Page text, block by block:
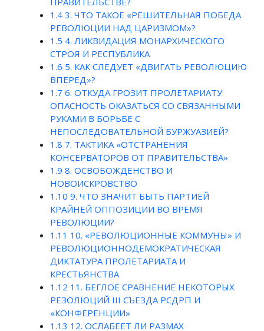
1.4 3. ЧТО ТАКОЕ «РЕШИТЕЛЬНАЯ ПОБЕДА
РЕВОЛЮЦИИ НАД ЦАРИЗМОМ»?
1.5 4. ЛИКВИДАЦИЯ МОНАРХИЧЕСКОГО
СТРОЯ И РЕСПУБЛИКА
1.6 5. КАК СЛЕДУЕТ «ДВИГАТЬ РЕВОЛЮЦИЮ
ВПЕРЕД»?
1.7 6. ОТКУДА ГРОЗИТ ПРОЛЕТАРИАТУ
ОПАСНОСТЬ ОКАЗАТЬСЯ СО СВЯЗАННЫМИ
РУКАМИ В БОРЬБЕ С
НЕПОСЛЕДОВАТЕЛЬНОЙ БУРЖУАЗИЕЙ?
1.8 7. ТАКТИКА «ОТСТРАНЕНИЯ
КОНСЕРВАТОРОВ ОТ ПРАВИТЕЛЬСТВА»
1.9 8. ОСВОБОЖДЕНСТВО И
НОВОИСКРОВСТВО
1.10 9. ЧТО ЗНАЧИТ БЫТЬ ПАРТИЕЙ
КРАЙНЕЙ ОППОЗИЦИИ ВО ВРЕМЯ
РЕВОЛЮЦИИ?
1.11 10. «РЕВОЛЮЦИОННЫЕ КОММУНЫ» И
РЕВОЛЮЦИОННОДЕМОКРАТИЧЕСКАЯ
ДИКТАТУРА ПРОЛЕТАРИАТА И
КРЕСТЬЯНСТВА
1.12 11. БЕГЛОЕ СРАВНЕНИЕ НЕКОТОРЫХ
РЕЗОЛЮЦИЙ III СЪЕЗДА РСДРП И
«КОНФЕРЕНЦИИ»
1.13 12. ОСЛАБЕЕТ ЛИ РАЗМАХ